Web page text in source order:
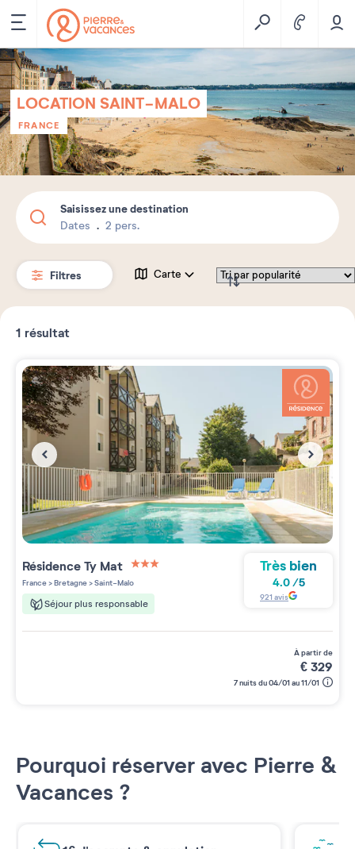
LOCATION SAINT-MALO
FRANCE
Saisissez une destination
Dates 2 pers.
Filtres Carte
1 résultat
RésidenceTy Mat
3 étoiles sur 5
France>Bretagne>Saint-Malo
Séjour plus responsable
Très bien
4.0/5
921 avis
à partir de
€329
7 nuits du 04/01 au 11/01
Pourquoi réserver avec Pierre &
Vacances ?